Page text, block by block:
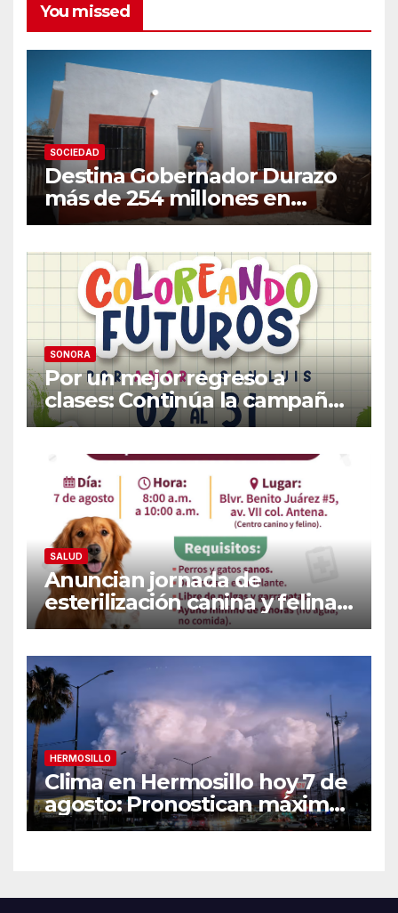
You missed
SOCIEDAD
Destina Gobernador Durazo
más de 254 millones en
acciones de vivienda para
SONORA
Por un mejor regreso a
clases: Continúa la campaña
de recolección de útiles
SALUD
Anuncian jornada de
esterilización canina y felina
en Guaymas este 7 de
y sede
HERMOSILLO
Clima en Hermosillo hoy 7 de
agosto: Pronostican máxima
de 42°C, sensación térmica